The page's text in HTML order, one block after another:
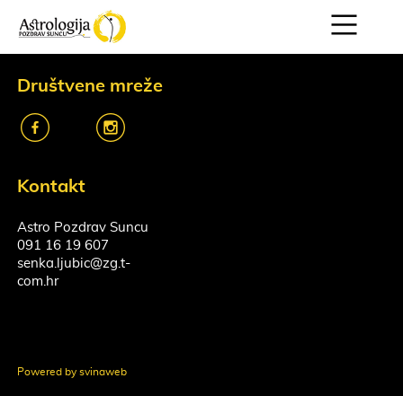
Društvene mreže
k o
Kontakt
Astro Pozdrav Suncu
091 16 19 607
senka.ljubic@zg.t-
com.hr
Powered by svinaweb